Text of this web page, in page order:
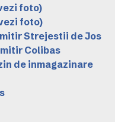
foto)
foto)
Strejestii de Jos
Colibas
de inmagazinare